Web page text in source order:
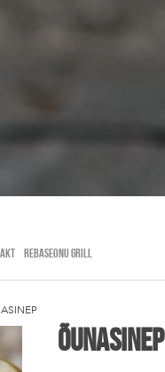
REBASEONU GRILL
ÕUNASINEP